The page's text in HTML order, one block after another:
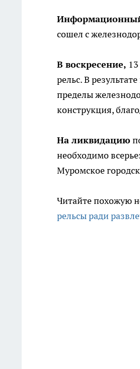
сошел с
В воскресение,
рельс. В
пределы
конструкция,
На ликвидацию
необходимо
Муромское
Читайте похожую
рельсы ради